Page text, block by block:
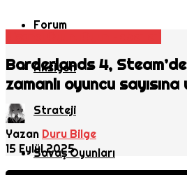
Forum
Aksiyon
Strateji
Savaş Oyunları
Borderlands 4,
zamanlı oyuncu sayısına
Yazan Duru Bilge
15 Eylül 2025